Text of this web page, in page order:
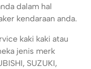
dalam hal
kendaraan anda.
kaki kaki atau
jenis merk
SUZUKI,